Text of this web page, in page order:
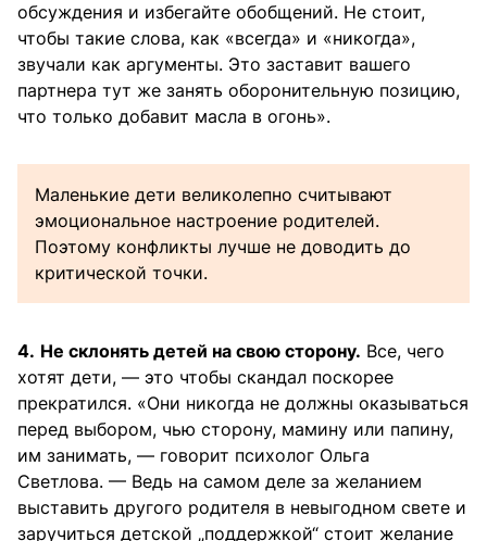
обсуждения и избегайте обобщений. Не стоит,
чтобы такие слова, как «всегда» и «никогда»,
звучали как аргументы. Это заставит вашего
партнера тут же занять оборонительную позицию,
что только добавит масла в огонь».
Маленькие дети великолепно считывают
эмоциональное настроение родителей.
Поэтому конфликты лучше не доводить до
критической точки.
4. Не склонять детей на свою сторону. Все, чего
хотят дети, — это чтобы скандал поскорее
прекратился. «Они никогда не должны оказываться
перед выбором, чью сторону, мамину или папину,
им занимать, — говорит психолог Ольга
Светлова. — Ведь на самом деле за желанием
выставить другого родителя в невыгодном свете и
заручиться детской „поддержкой“ стоит желание